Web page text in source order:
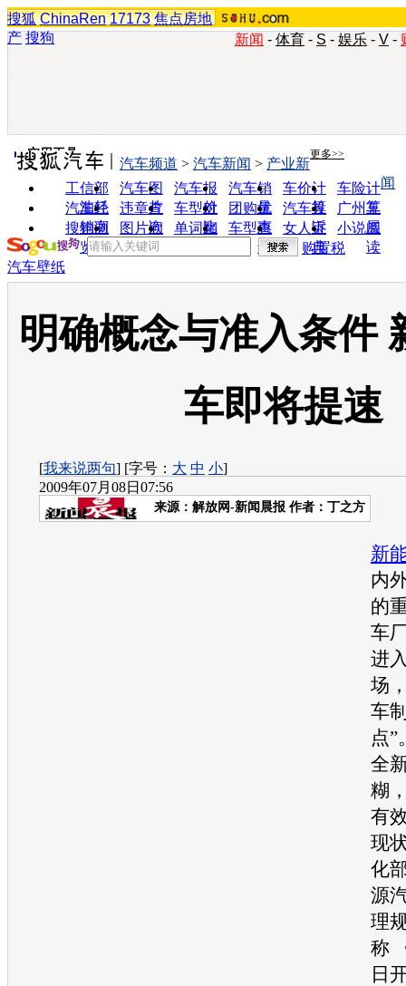
搜狐 ChinaRen 17173 焦点房地
产 搜狗 新闻 - 体育 - S - 娱乐 - V -
实用工具 更多>>
工信部
油耗
汽车图
片
汽车报
价
汽车销
量
车价计
算
车险计
算
汽车经
销商
违章查
询
车型对
比
团购优
惠
汽车投
诉
广州车
展
搜狗浏
览器
图片欣
赏
单词翻
车型查
询
女人宝
典
小说阅
读
汽车频道 > 汽车新闻 > 产业新
闻
购置税
汽车壁纸
明确概念与准入条件
车即将提速
[我来说两句] [字号： 大 中 小]
2009年07月08日07:56
来源： 解放网-新闻晨报 作者：丁之方
新
内
的
车
进
场
车
点”
全
糊
有
现
化
源
理
称
日